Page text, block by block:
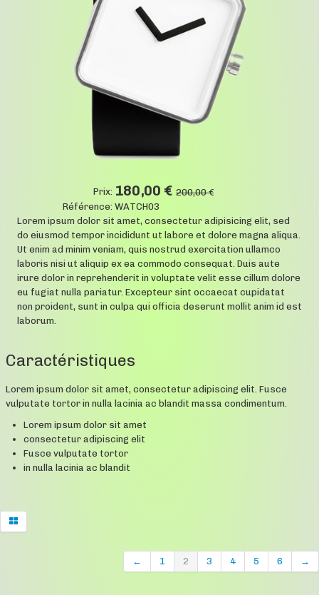
Prix: 180,00 € 200,00 €
Référence: WATCH03
Lorem ipsum dolor sit amet, consectetur adipisicing elit, sed
do eiusmod tempor incididunt ut labore et dolore magna aliqua.
Ut enim ad minim veniam, quis nostrud exercitation ullamco
laboris nisi ut aliquip ex ea commodo consequat. Duis aute
irure dolor in reprehenderit in voluptate velit esse cillum dolore
eu fugiat nulla pariatur. Excepteur sint occaecat cupidatat
non proident, sunt in culpa qui officia deserunt mollit anim id est
laborum.
Caractéristiques
Lorem ipsum dolor sit amet, consectetur adipiscing elit. Fusce
vulputate tortor in nulla lacinia ac blandit massa condimentum.
Lorem ipsum dolor sit amet
consectetur adipiscing elit
Fusce vulputate tortor
in nulla lacinia ac blandit
← 1 2 3 4 5 6 →